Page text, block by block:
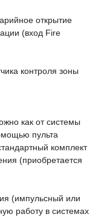
открытие
(вход Fire
контроля зоны
как от системы
пульта
комплект
(приобретается
(импульсный или
работу в системах